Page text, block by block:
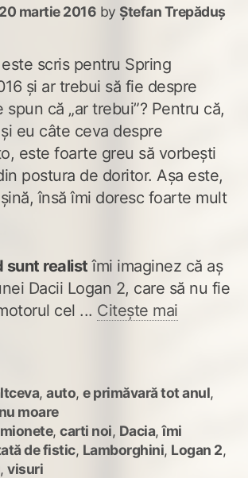
20 martie 2016 by Ștefan Trepăduș
scris pentru Spring
și ar trebui să fie despre
spun că „ar trebui”? Pentru că,
eu câte ceva despre
este foarte greu să vorbești
postura de doritor. Așa este,
însă îmi doresc foarte mult
sunt realist îmi imaginez că aș
Dacii Logan 2, care să nu fie
cel ... Citește mai
, auto, e primăvară tot anul,
moare
, carti noi, Dacia,îmi
de fistic, Lamborghini, Logan 2,
, visuri